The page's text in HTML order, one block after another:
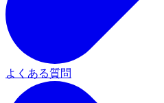
よくある質問